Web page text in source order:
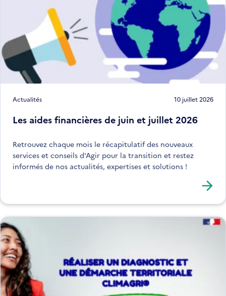
Actualités 10 juillet 2026
Les aides financières de juin et juillet 2026
Retrouvez chaque mois le récapitulatif des nouveaux
services et conseils d'Agir pour la transition et restez
informés de nos actualités, expertises et solutions !